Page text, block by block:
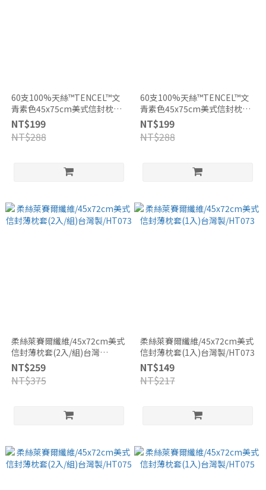
60支100%天絲™TENCEL™文
青素色45x75cm美式信封枕套
(1入)/專櫃頂級300織/台灣
製/6ST05
NT$199
NT$288
60支100%天絲™TENCEL™文
青素色45x75cm美式信封枕套
(1入)/專櫃頂級300織/台灣
製/6ST26
NT$199
NT$288
柔絲萊賽爾纖維/45x72cm美式
信封薄枕套(2入/組)台灣
製/HT073
NT$259
NT$375
柔絲萊賽爾纖維/45x72cm美式
信封薄枕套(1入)台灣製/HT073
NT$149
NT$217